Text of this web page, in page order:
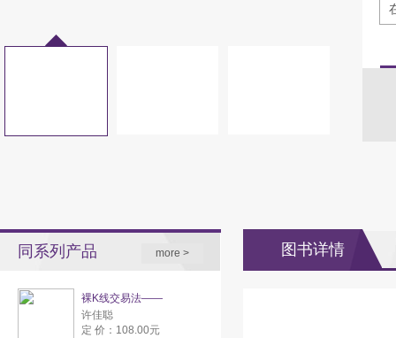
同系列产品 more >
裸K线交易法——
许佳聪
定 价：108.00元
图书详情